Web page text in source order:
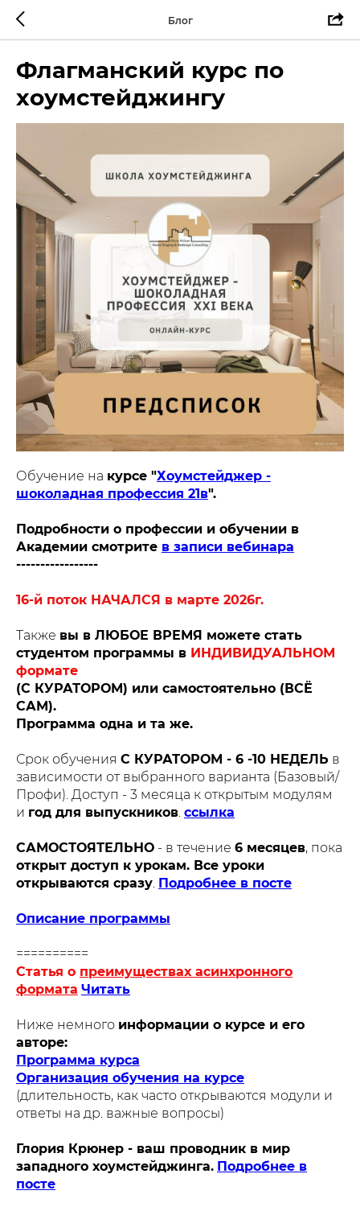
Блог
Флагманский курс по
хоумстейджингу
Обучение на курсе "Хоумстейджер -
шоколадная профессия 21в".
Подробности о профессии и обучении в
Академии смотрите в записи вебинара
-----------------
16-й поток НАЧАЛСЯ в марте 2026г.
Также вы в ЛЮБОЕ ВРЕМЯ можете стать
студентом программы в ИНДИВИДУАЛЬНОМ
формате
(С КУРАТОРОМ) или самостоятельно (ВСЁ
САМ).
Программа одна и та же.
Срок обучения С КУРАТОРОМ - 6 -10 НЕДЕЛЬ в
зависимости от выбранного варианта (Базовый/
Профи). Доступ - 3 месяца к открытым модулям
и год для выпускников. ссылка
САМОСТОЯТЕЛЬНО - в течение 6 месяцев, пока
открыт доступ к урокам. Все уроки
открываются сразу. Подробнее в посте
Описание программы
==========
Статья о преимуществах асинхронного
формата Читать
Ниже немного информации о курсе и его
авторе:
Программа курса
Организация обучения на курсе
(длительность, как часто открываются модули и
ответы на др. важные вопросы)
Глория Крюнер - ваш проводник в мир
западного хоумстейджинга. Подробнее в
посте